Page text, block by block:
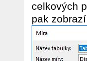
celkových
pak